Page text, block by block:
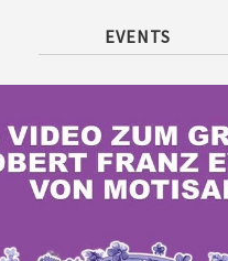
EVENTS